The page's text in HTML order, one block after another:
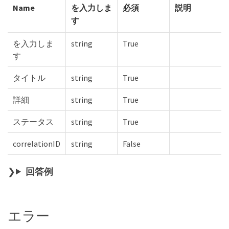
Name
を入力しま
す
必須 説明
を入力しま
す
string True
タイトル string True
詳細 string True
ステータス string True
correlationID string False
回答例
エラー